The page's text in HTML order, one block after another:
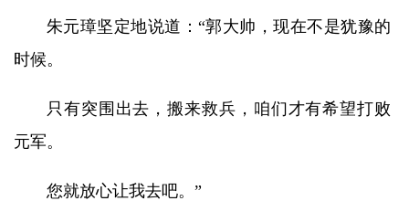
朱元璋坚定地说道：“郭大帅，现在不是犹豫的
时候。
只有突围出去，搬来救兵，咱们才有希望打败
元军。
您就放心让我去吧。”